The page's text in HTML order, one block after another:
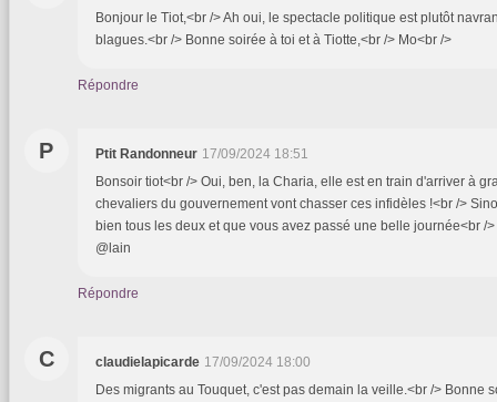
Bonjour le Tiot,<br /> Ah oui, le spectacle politique est plutôt
blagues.<br /> Bonne soirée à toi et à Tiotte,<br /> Mo<br />
Répondre
P Ptit Randonneur 17/09/2024 18:51
Bonsoir tiot<br /> Oui, ben, la Charia, elle est en train d'arriver à
chevaliers du gouvernement vont chasser ces infidèles !<br />
bien tous les deux et que vous avez passé une belle journée<br /
@lain
Répondre
C claudielapicarde 17/09/2024 18:00
Des migrants au Touquet, c'est pas demain la veille.<br /> Bonne